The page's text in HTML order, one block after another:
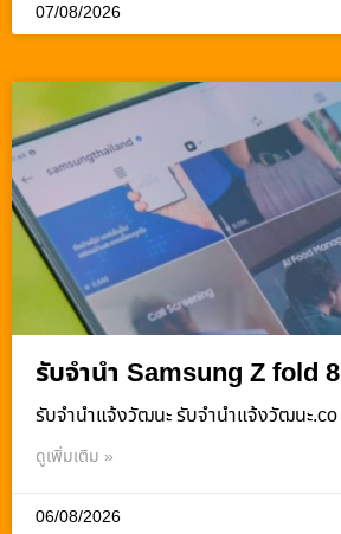
07/08/2026
รับจำนำ Samsung Z fold 8
รับจํานําแจ้งวัฒนะ รับจํานําแจ้งวัฒนะ.co
ดูเพิ่มเติม »
06/08/2026